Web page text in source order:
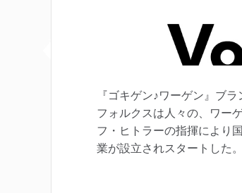
『ゴキゲン♪ワーゲン』ブ
フォルクスは人々の、ワー
フ・ヒトラーの指揮により
業が設立されスタートした。